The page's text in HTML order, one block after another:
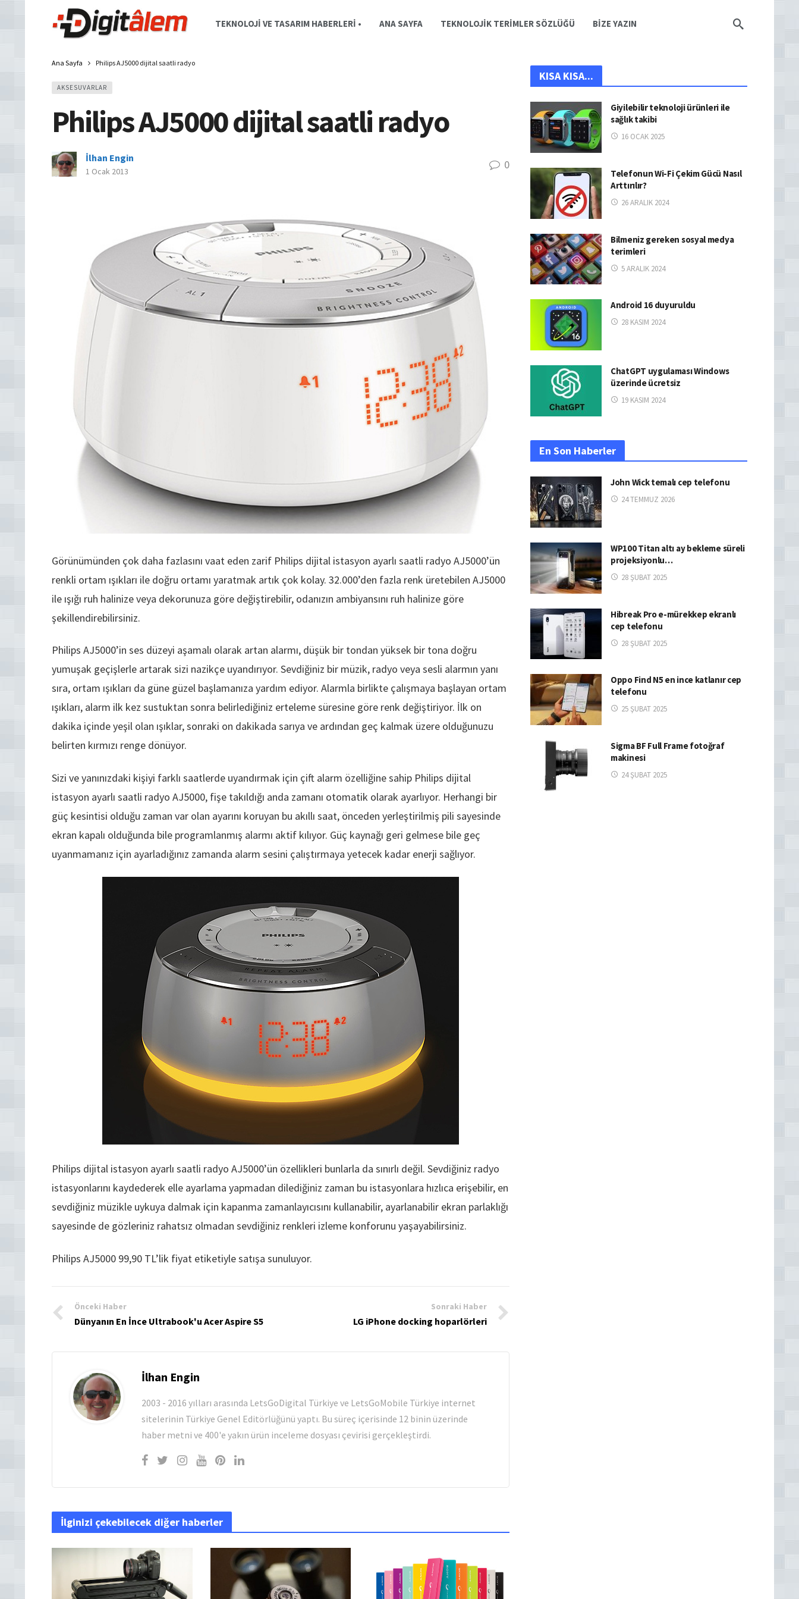
TEKNOLOJI VE TASARIM HABERLERI • ANA SAYFA TEKNOLOJIK TERIMLER SÖZLÜĞÜ BIZE YAZIN
Ana Sayfa Philips AJ5000 dijital saatli radyo
AKSESUVARLAR
Philips AJ5000 dijital saatli radyo
İlhan Engin
1 Ocak 2013 0
Görünümünden çok daha fazlasını vaat eden zarif Philips dijital istasyon ayarlı saatli radyo AJ5000’ün
renkli ortam ışıkları ile doğru ortamı yaratmak artık çok kolay. 32.000’den fazla renk üretebilen AJ5000
ile ışığı ruh halinize veya dekorunuza göre değiştirebilir, odanızın ambiyansını ruh halinize göre
şekillendirebilirsiniz.
Philips AJ5000’in ses düzeyi aşamalı olarak artan alarmı, düşük bir tondan yüksek bir tona doğru
yumuşak geçişlerle artarak sizi nazikçe uyandırıyor. Sevdiğiniz bir müzik, radyo veya sesli alarmın yanı
sıra, ortam ışıkları da güne güzel başlamanıza yardım ediyor. Alarmla birlikte çalışmaya başlayan ortam
ışıkları, alarm ilk kez sustuktan sonra belirlediğiniz erteleme süresine göre renk değiştiriyor. İlk on
dakika içinde yeşil olan ışıklar, sonraki on dakikada sarıya ve ardından geç kalmak üzere olduğunuzu
belirten kırmızı renge dönüyor.
Sizi ve yanınızdaki kişiyi farklı saatlerde uyandırmak için çift alarm özelliğine sahip Philips dijital
istasyon ayarlı saatli radyo AJ5000, fişe takıldığı anda zamanı otomatik olarak ayarlıyor. Herhangi bir
güç kesintisi olduğu zaman var olan ayarını koruyan bu akıllı saat, önceden yerleştirilmiş pili sayesinde
ekran kapalı olduğunda bile programlanmış alarmı aktif kılıyor. Güç kaynağı geri gelmese bile geç
uyanmamanız için ayarladığınız zamanda alarm sesini çalıştırmaya yetecek kadar enerji sağlıyor.
Philips dijital istasyon ayarlı saatli radyo AJ5000’ün özellikleri bunlarla da sınırlı değil. Sevdiğiniz radyo
istasyonlarını kaydederek elle ayarlama yapmadan dilediğiniz zaman bu istasyonlara hızlıca erişebilir, en
sevdiğiniz müzikle uykuya dalmak için kapanma zamanlayıcısını kullanabilir, ayarlanabilir ekran parlaklığı
sayesinde de gözleriniz rahatsız olmadan sevdiğiniz renkleri izleme konforunu yaşayabilirsiniz.
Philips AJ5000 99,90 TL’lik fiyat etiketiyle satışa sunuluyor.
Önceki Haber
Dünyanın En İnce Ultrabook'u Acer Aspire S5
Sonraki Haber
LG iPhone docking hoparlörleri
İlhan Engin
2003 - 2016 yılları arasında LetsGoDigital Türkiye ve LetsGoMobile Türkiye internet
sitelerinin Türkiye Genel Editörlüğünü yaptı. Bu süreç içerisinde 12 binin üzerinde
haber metni ve 400'e yakın ürün inceleme dosyası çevirisi gerçekleştirdi.
İlginizi çekebilecek diğer haberler
KISA KISA...
Giyilebilir teknoloji ürünleri ile
sağlık takibi
16 OCAK 2025
Telefonun Wi-Fi Çekim Gücü Nasıl
Arttırılır?
26 ARALIK 2024
Bilmeniz gereken sosyal medya
terimleri
5 ARALIK 2024
Android 16 duyuruldu
28 KASIM 2024
ChatGPT uygulaması Windows
üzerinde ücretsiz
19 KASIM 2024
En Son Haberler
John Wick temalı cep telefonu
24 TEMMUZ 2026
WP100 Titan altı ay bekleme süreli
projeksiyonlu…
28 ŞUBAT 2025
Hibreak Pro e-mürekkep ekranlı
cep telefonu
28 ŞUBAT 2025
Oppo Find N5 en ince katlanır cep
telefonu
25 ŞUBAT 2025
Sigma BF Full Frame fotoğraf
makinesi
24 ŞUBAT 2025